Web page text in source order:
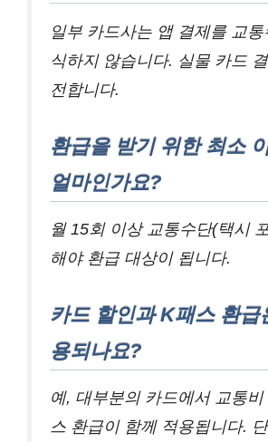
일부 카드사는 앱 결제를 교
식하지 않습니다. 실물 카드
전합니다.
환급을 받기 위한 최소
얼마인가요?
월 15회 이상 교통수단(택시
해야 환급 대상이 됩니다.
카드 할인과 K패스 환급
용되나요?
예, 대부분의 카드에서 교통
스 환급이 함께 적용됩니다.